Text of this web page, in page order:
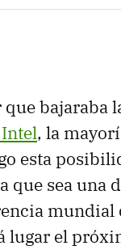
bajaraba
, la
esta
que sea una
mundial
lugar el